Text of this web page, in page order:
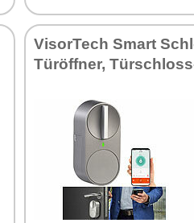
VisorTech Smart
Türöffner,